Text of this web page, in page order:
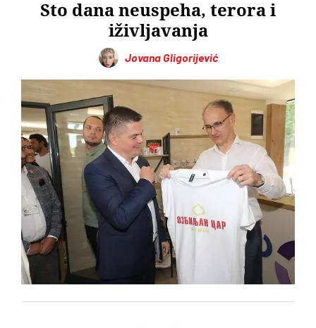
Sto dana neuspeha, terora i
iživljavanja
Jovana Gligorijević